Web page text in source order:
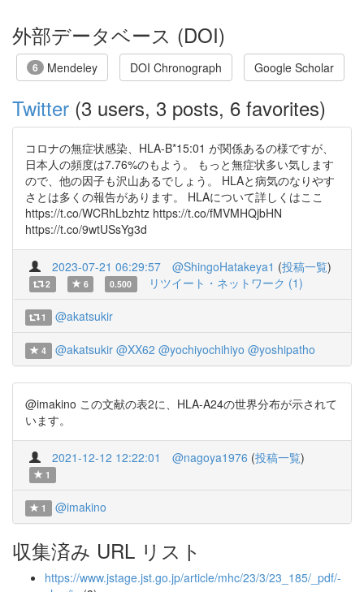
外部データベース (DOI)
6 Mendeley DOI Chronograph Google Scholar
Twitter (3 users, 3 posts, 6 favorites)
コロナの無症状感染、HLA-B*15:01 が関係あるの様ですが、
日本人の頻度は7.76%のもよう。 もっと無症状多い気します
ので、他の因子も沢山あるでしょう。 HLAと病気のなりやす
さとは多くの報告があります。 HLAについて詳しくはここ
https://t.co/WCRhLbzhtz https://t.co/fMVMHQjbHN
https://t.co/9wtUSsYg3d
2023-07-21 06:29:57 @ShingoHatakeya1 (投稿一覧)
2 6 0.500 リツイート・ネットワーク (1)
1 @akatsukir
4 @akatsukir @XX62 @yochiyochihiyo @yoshipatho
@imakino この文献の表2に、HLA-A24の世界分布が示されて
います。
2021-12-12 12:22:01 @nagoya1976 (投稿一覧)
1
1 @imakino
収集済み URL リスト
https://www.jstage.jst.go.jp/article/mhc/23/3/23_185/_pdf/-